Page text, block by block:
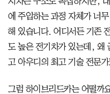
에 주입하는 과정 자체가 너
해 있습니다. 어디서든 기존
도 높은 전기차가 있는데, 왜
고 아우디의 최고 기술 전문
그럼 하이브리드카는 어떨까